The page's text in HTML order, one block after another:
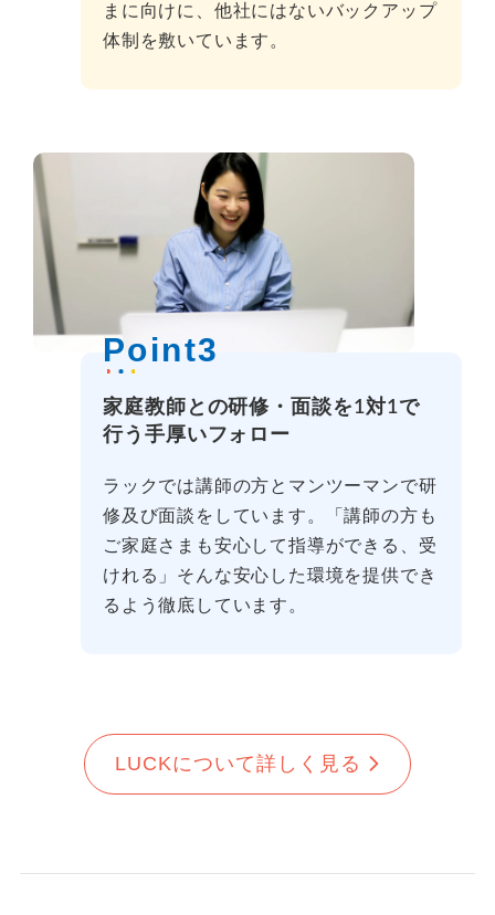
まに向けに、他社にはないバックアップ
体制を敷いています。
Point3
家庭教師との研修・面談を1対1で
行う手厚いフォロー
ラックでは講師の方とマンツーマンで研
修及び面談をしています。「講師の方も
ご家庭さまも安心して指導ができる、受
けれる」そんな安心した環境を提供でき
るよう徹底しています。
LUCKについて詳しく見る